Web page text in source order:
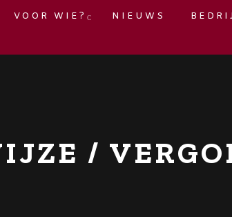
VOOR WIE? NIEUWS
/